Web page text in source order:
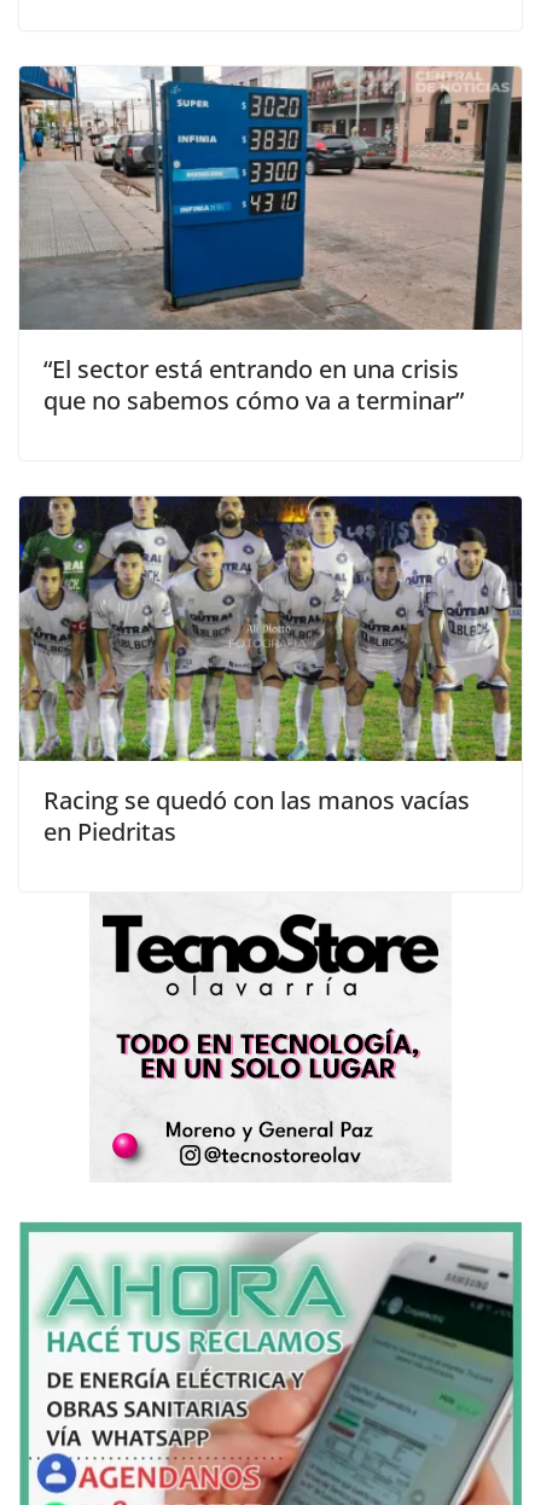
“El sector está entrando en una crisis
que no sabemos cómo va a terminar”
Racing se quedó con las manos vacías
en Piedritas